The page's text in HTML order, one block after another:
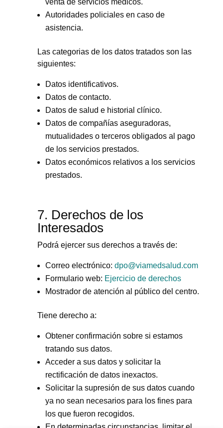
venta de servicios médicos.
Autoridades policiales en caso de
asistencia.
Las categorias de los datos tratados son las
siguientes:
Datos identificativos.
Datos de contacto.
Datos de salud e historial clínico.
Datos de compañías aseguradoras,
mutualidades o terceros obligados al pago
de los servicios prestados.
Datos económicos relativos a los servicios
prestados.
7. Derechos de los
Interesados
Podrá ejercer sus derechos a través de:
Correo electrónico: dpo@viamedsalud.com
Formulario web: Ejercicio de derechos
Mostrador de atención al público del centro.
Tiene derecho a:
Obtener confirmación sobre si estamos
tratando sus datos.
Acceder a sus datos y solicitar la
rectificación de datos inexactos.
Solicitar la supresión de sus datos cuando
ya no sean necesarios para los fines para
los que fueron recogidos.